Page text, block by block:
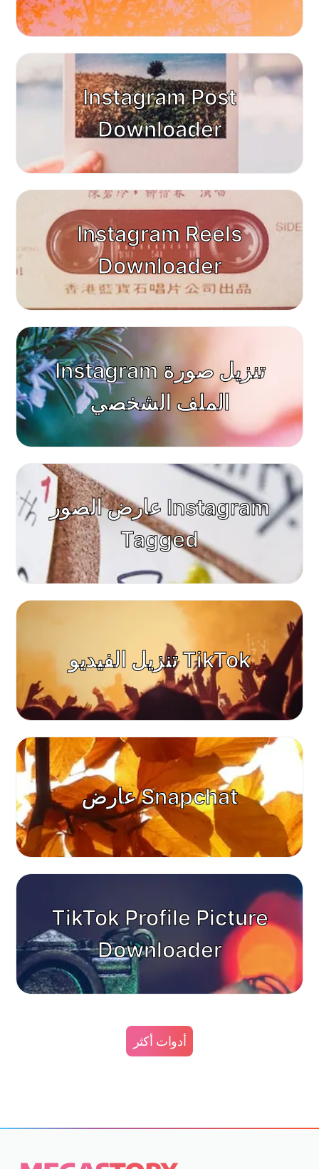
Instagram Post
Downloader
Instagram Reels
Downloader
Instagram تنزيل صورة
الملف الشخصي
عارض الصور Instagram
Tagged
تنزيل الفيديو TikTok
عارض Snapchat
TikTok Profile Picture
Downloader
أدوات أكثر